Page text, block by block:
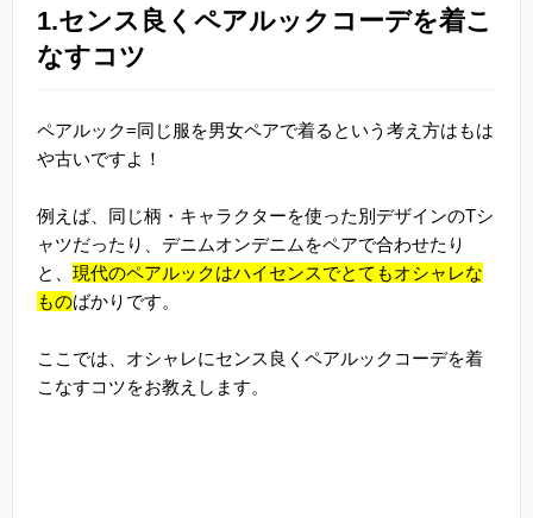
1.センス良くペアルックコーデを着こ
なすコツ
ペアルック=同じ服を男女ペアで着るという考え方はもは
や古いですよ！
例えば、同じ柄・キャラクターを使った別デザインのTシ
ャツだったり、デニムオンデニムをペアで合わせたり
と、 現代のペアルックはハイセンスでとてもオシャレな
ものばかりです。
ここでは、オシャレにセンス良くペアルックコーデを着
こなすコツをお教えします。